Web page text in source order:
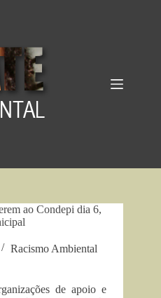
ao Condepi dia 6,
Racismo Ambiental
de apoio e